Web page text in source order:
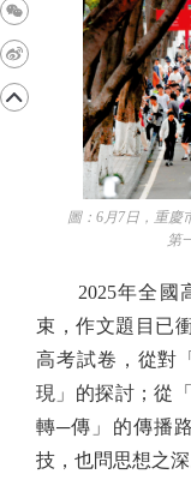
圖：6月7日，重慶市
第
2025年全國高
束，作文題目已
高考試卷，從對
現」的探討；從
轉─傳」的傳播
技，也問思想之深